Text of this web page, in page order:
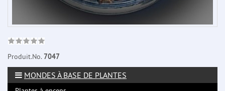
Produit.No.7047
MONDES À BASE DE PLANTES